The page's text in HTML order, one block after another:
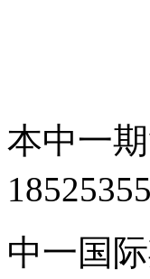
本中一
中一国